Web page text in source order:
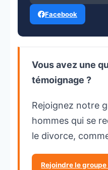
Facebook
Vous avez une
témoignage ?
Rejoignez notre
hommes qui se
le divorce,
Rejoindre le